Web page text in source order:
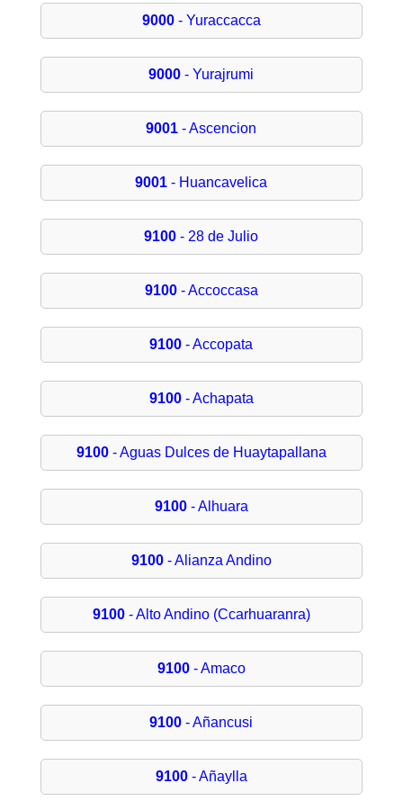
9000- Yuraccacca
9000 - Yurajrumi
9001 - Ascencion
9001 - Huancavelica
9100 - 28 de Julio
9100- Accoccasa
9100 - Accopata
9100- Achapata
9100- Aguas Dulces de Huaytapallana
9100- Alhuara
9100- Alianza Andino
9100- Alto Andino (Ccarhuaranra)
9100- Amaco
9100 - Añancusi
9100- Añaylla